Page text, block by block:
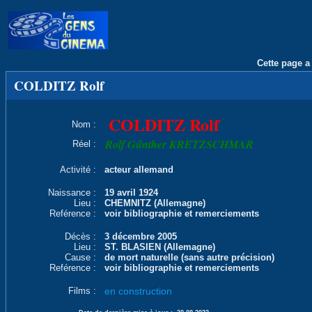
Cette page
COLDITZ Rolf
Nom : COLDITZ Rolf
Réel : Rolf Günther KRETZSCHMAR
Activité : acteur allemand
Naissance :
19 avril 1924
Lieu :
CHEMNITZ (Allemagne)
Reférence :
voir bibliographie et remerciements
Décès :
3 décembre 2005
Lieu :
ST. BLASIEN (Allemagne)
Cause :
de mort naturelle (sans autre précision)
Reférence :
voir bibliographie et remerciements
Films : en construction